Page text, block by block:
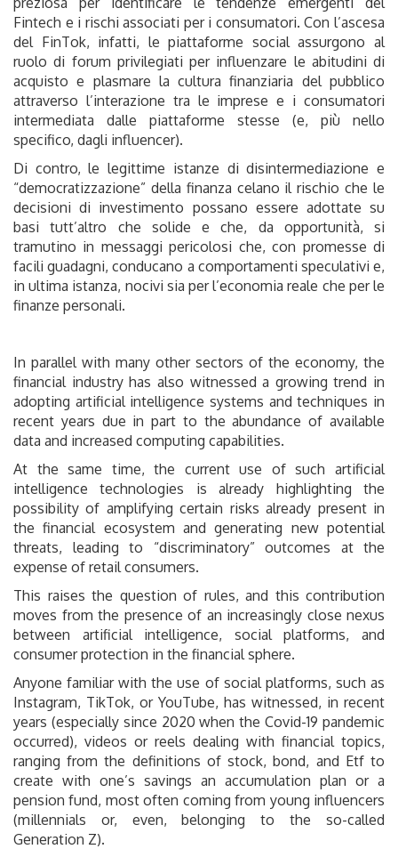
Fintech e i rischi associati per i consumatori. Con l’ascesa
del FinTok, infatti, le piattaforme social assurgono al
ruolo di forum privilegiati per influenzare le abitudini di
acquisto e plasmare la cultura finanziaria del pubblico
attraverso l’interazione tra le imprese e i consumatori
intermediata dalle piattaforme stesse (e, più nello
specifico, dagli influencer).
Di contro, le legittime istanze di disintermediazione e
“democratizzazione” della finanza celano il rischio che le
decisioni di investimento possano essere adottate su
basi tutt’altro che solide e che, da opportunità, si
tramutino in messaggi pericolosi che, con promesse di
facili guadagni, conducano a comportamenti speculativi e,
in ultima istanza, nocivi sia per l’economia reale che per le
finanze personali.
In parallel with many other sectors of the economy, the
financial industry has also witnessed a growing trend in
adopting artificial intelligence systems and techniques in
recent years due in part to the abundance of available
data and increased computing capabilities.
At the same time, the current use of such artificial
intelligence technologies is already highlighting the
possibility of amplifying certain risks already present in
the financial ecosystem and generating new potential
threats, leading to “discriminatory” outcomes at the
expense of retail consumers.
This raises the question of rules, and this contribution
moves from the presence of an increasingly close nexus
between artificial intelligence, social platforms, and
consumer protection in the financial sphere.
Anyone familiar with the use of social platforms, such as
Instagram, TikTok, or YouTube, has witnessed, in recent
years (especially since 2020 when the Covid-19 pandemic
occurred), videos or reels dealing with financial topics,
ranging from the definitions of stock, bond, and Etf to
create with one’s savings an accumulation plan or a
pension fund, most often coming from young influencers
(millennials or, even, belonging to the so-called
Generation Z).